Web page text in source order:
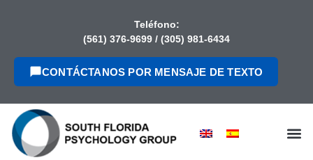
Teléfono:
(561) 376-9699 / (305) 981-6434
CONTÁCTANOS POR MENSAJE DE TEXTO